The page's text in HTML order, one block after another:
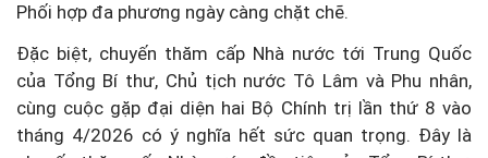
Phối hợp đa phương ngày càng chặt chẽ.
Đặc biệt, chuyến thăm cấp Nhà nước tới Trung Quốc
của Tổng Bí thư, Chủ tịch nước Tô Lâm và Phu nhân,
cùng cuộc gặp đại diện hai Bộ Chính trị lần thứ 8 vào
tháng 4/2026 có ý nghĩa hết sức quan trọng. Đây là